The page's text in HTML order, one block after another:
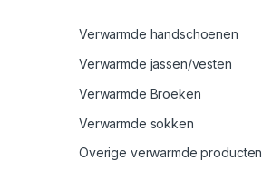
Verwarmde handschoenen
Verwarmde jassen/vesten
Verwarmde Broeken
Verwarmde sokken
Overige verwarmde producten